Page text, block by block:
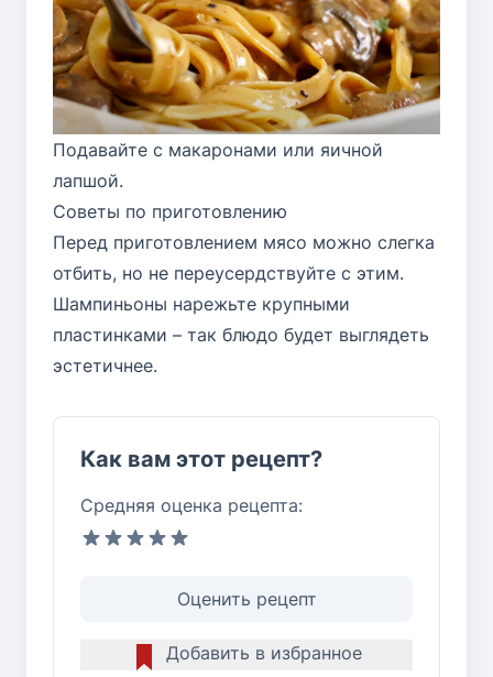
Подавайте с макаронами или яичной
лапшой.
Советы по приготовлению
Перед приготовлением мясо можно слегка
отбить, но не переусердствуйте с этим.
Шампиньоны нарежьте крупными
пластинками – так блюдо будет выглядеть
эстетичнее.
Как вам этот рецепт?
Средняя оценка рецепта:
Оценить рецепт
Добавить в избранное